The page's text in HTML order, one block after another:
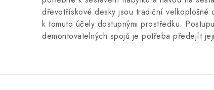
dřevotřískové desky jsou tradiční velkoplošné
k tomuto účely dostupnými prostředku.
demontovatelných spojů je potřeba předejít